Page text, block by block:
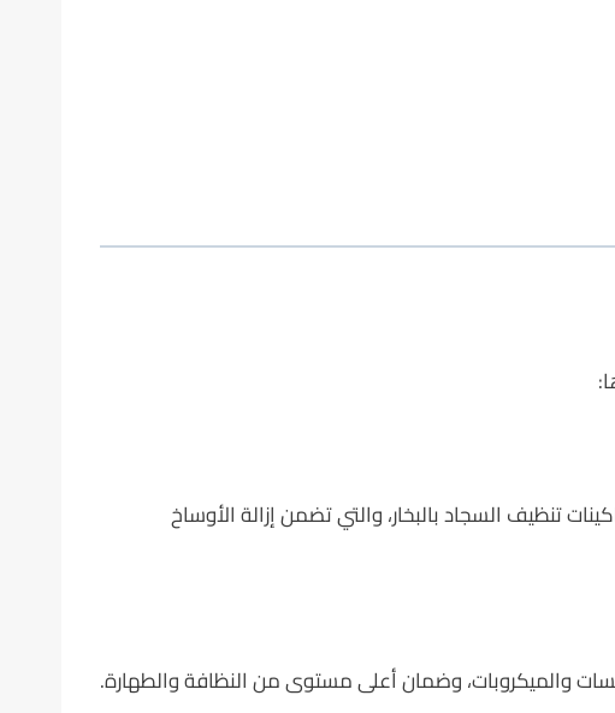
تنظيف السجاد بالبخار، والتي تضمن إزالة الأوساخ
والميكروبات، وضمان أعلى مستوى من النظافة والطهارة.